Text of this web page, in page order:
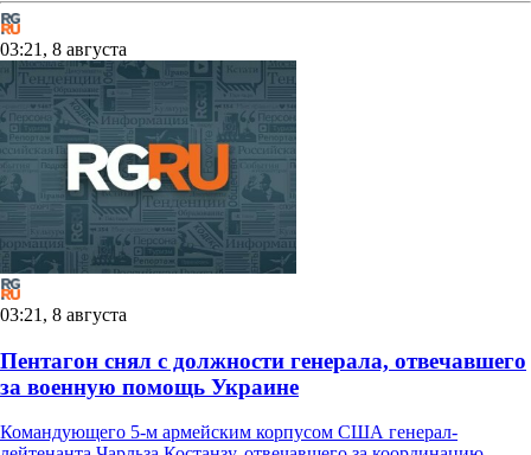
03:21, 8 августа
03:21, 8 августа
Пентагон снял с должности генерала, отвечавшего
за военную помощь Украине
Командующего 5-м армейским корпусом США генерал-